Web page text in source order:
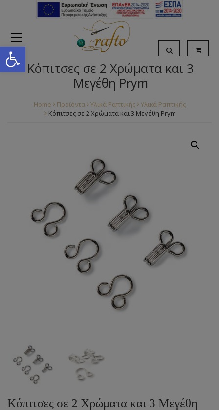
Open toolbar
Κόπιτσες σε 2 Χρώματα και 3
Μεγέθη Prym
Home Προϊόντα Υλικά Ραπτικής
Υλικά Ραπτικής
Κόπιτσες σε 2 Χρώματα και 3 Μεγέθη Prym
Κόπιτσες σε 2 Χρώματα και 3 Μεγέθη